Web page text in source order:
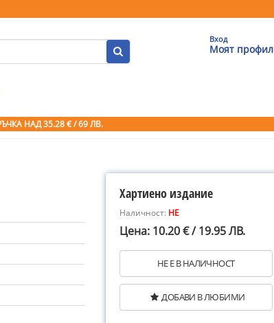
Вход
Моят профил
НАД 35.28 € / 69 ЛВ.
Хартиено издание
Наличност: НЕ
Цена: 10.20 € / 19.95 ЛВ.
НЕ Е В НАЛИЧНОСТ
ДОБАВИ В ЛЮБИМИ